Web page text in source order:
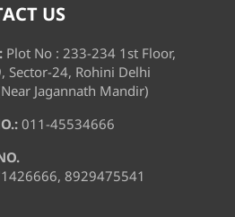
US
Plot No : 233-234 1st Floor,
Sector-24, Rohini Delhi
Jagannath Mandir)
011-45534666
8929475541